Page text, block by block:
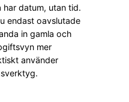
datum, utan tid.
endast oavslutade
in gamla och
mer
använder